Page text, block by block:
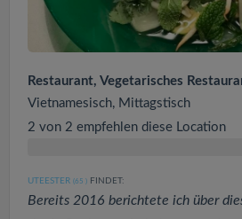
Restaurant, Vegetarisches
Vietnamesisch, Mittagstisch
2 von 2 empfehlen diese Location
UTEESTER (65 ) FINDET:
Bereits 2016 berichtete ich über